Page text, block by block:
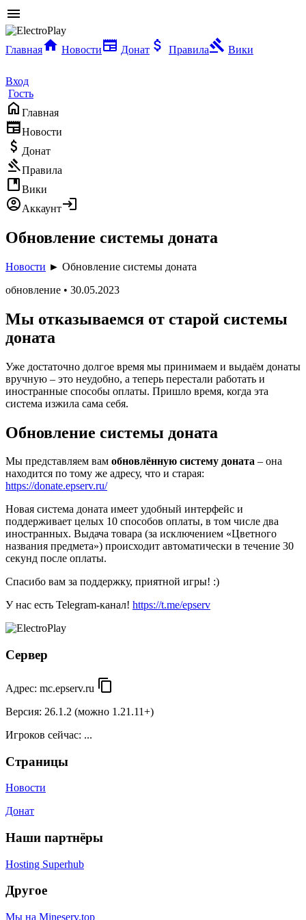
menu
Главнаяhome Новостиnewspaper Донат attach_money Правилаgavel Вики
Вход
Гость
home Главная
newspaperНовости
attach_money Донат
gavelПравила
developer_guideВики
account_circleАккаунтlogin
Обновление системы доната
Новости ► Обновление системы доната
обновление • 30.05.2023
Мы отказываемся от старой системы
доната
Уже достаточно долгое время мы принимаем и выдаём донаты
вручную – это неудобно, а теперь перестали работать и
иностранные способы оплаты. Пришло время, когда эта
система изжила сама себя.
Обновление системы доната
Мы представляем вам обновлённую систему доната – она
находится по тому же адресу, что и старая:
https://donate.epserv.ru/
Новая система доната имеет удобный интерфейс и
поддерживает целых 10 способов оплаты, в том числе два
иностранных. Выдача товара (за исключением «Цветного
названия предмета») происходит автоматически в течение 30
секунд после оплаты.
Спасибо вам за поддержку, приятной игры! :)
У нас есть Telegram-канал! https://t.me/epserv
Сервер
Адрес: mc.epserv.ru content_copy
Версия: 26.1.2 (можно 1.21.11+)
Игроков сейчас: ...
Страницы
Новости
Донат
Наши партнёры
Hosting Superhub
Другое
Мы на Mineserv.top